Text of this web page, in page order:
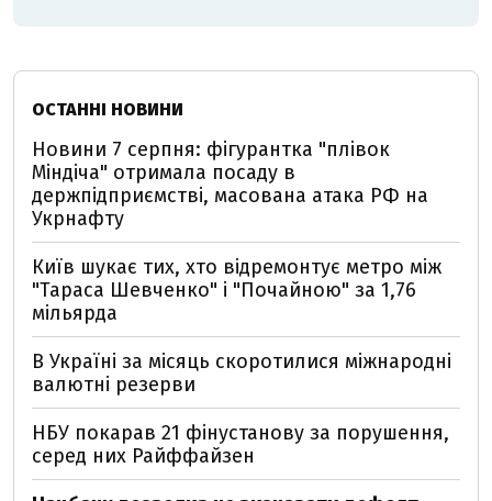
ОСТАННІ НОВИНИ
Новини 7 серпня: фігурантка "плівок
Міндіча" отримала посаду в
держпідприємстві, масована атака РФ на
Укрнафту
Київ шукає тих, хто відремонтує метро між
"Тараса Шевченко" і "Почайною" за 1,76
мільярда
В Україні за місяць скоротилися міжнародні
валютні резерви
НБУ покарав 21 фінустанову за порушення,
серед них Райффайзен